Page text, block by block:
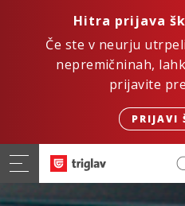
Hitra prijava
Če ste v neurju
nepremičninah,
prijavite
PRIJAVI